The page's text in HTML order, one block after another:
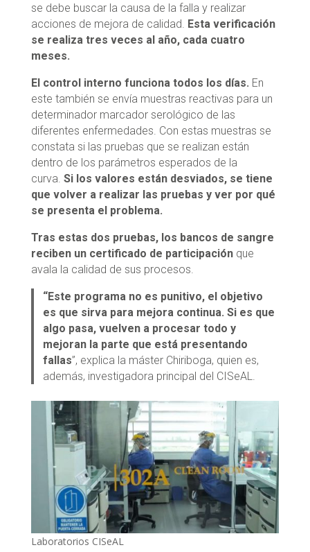
se debe buscar la causa de la falla y realizar
acciones de mejora de calidad. Esta verificación
se realiza tres veces al año, cada cuatro
meses.
El control interno funciona todos los días. En
este también se envía muestras reactivas para un
determinador marcador serológico de las
diferentes enfermedades. Con estas muestras se
constata si las pruebas que se realizan están
dentro de los parámetros esperados de la
curva. Si los valores están desviados, se tiene
que volver a realizar las pruebas y ver por qué
se presenta el problema.
Tras estas dos pruebas, los bancos de sangre
reciben un certificado de participaciónque
avala la calidad de sus procesos.
“Este programa no es punitivo, el objetivo
es que sirva para mejora continua. Si es que
algo pasa, vuelven a procesar todo y
mejoran la parte que está presentando
fallas”, explica la máster Chiriboga, quien es,
además, investigadora principal del CISeAL.
Laboratorios CISeAL